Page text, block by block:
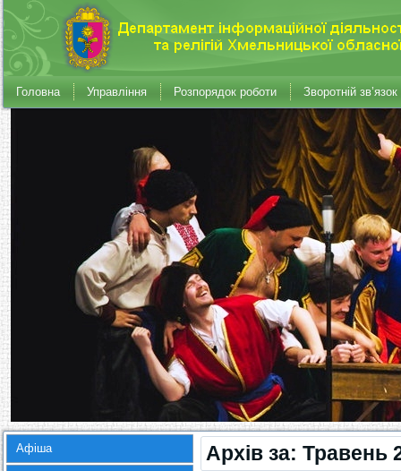
Головна Управління Розпорядок роботи Зворотній зв’язок
Афіша Архів за: Травень